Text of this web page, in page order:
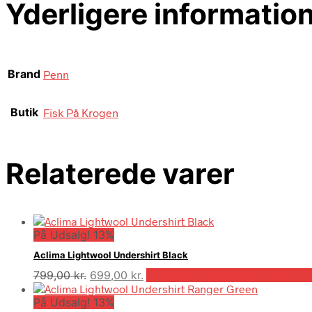
Yderligere
Brand Penn
Butik Fisk På Krogen
Relaterede varer
På Udsalg! 13%
Aclima Lightwool Undershirt Black
799,00kr. Den
oprindelige
pris
699,00 kr.
aktuelle
På Udsalg! 13%